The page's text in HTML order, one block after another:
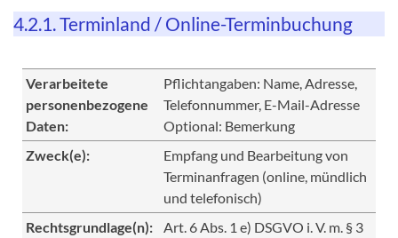
4.2.1. Terminland / Online-Terminbuchung
Verarbeitete
personenbezogene
Daten:
Pflichtangaben: Name, Adresse,
Telefonnummer, E-Mail-Adresse
Optional: Bemerkung
Zweck(e):
Empfang und Bearbeitung von
Terminanfragen (online, mündlich
und telefonisch)
Rechtsgrundlage(n):
Art. 6 Abs. 1 e) DSGVO i. V. m. § 3